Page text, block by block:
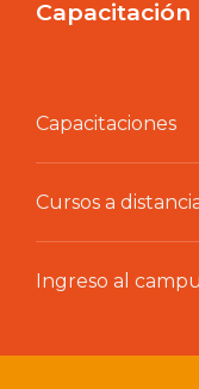
Capacitación
Capacitaciones
Cursos a
Ingreso al